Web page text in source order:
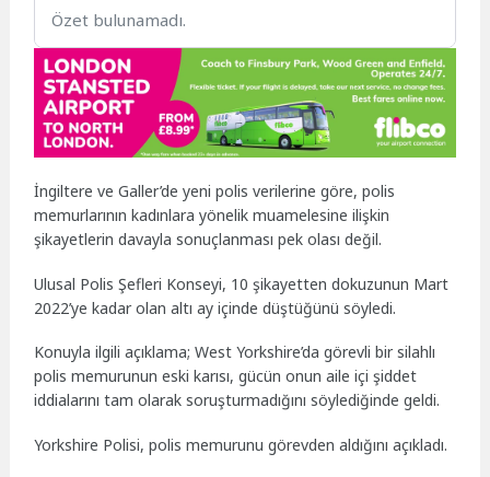
Özet bulunamadı.
İngiltere ve Galler’de yeni polis verilerine göre, polis
memurlarının kadınlara yönelik muamelesine ilişkin
şikayetlerin davayla sonuçlanması pek olası değil.
Ulusal Polis Şefleri Konseyi, 10 şikayetten dokuzunun Mart
2022’ye kadar olan altı ay içinde düştüğünü söyledi.
Konuyla ilgili açıklama; West Yorkshire’da görevli bir silahlı
polis memurunun eski karısı, gücün onun aile içi şiddet
iddialarını tam olarak soruşturmadığını söylediğinde geldi.
Yorkshire Polisi, polis memurunu görevden aldığını açıkladı.